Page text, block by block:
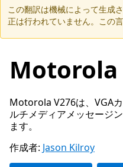
この翻訳は機械によって生成
正は行われていません。この
Motorola
Motorola V276は、VGA
ルチメディアメッセージ
ます。
作成者: Jason Kilroy